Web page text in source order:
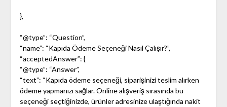
},
“@type”: “Question”,
“name”: “Kapıda Ödeme Seçeneği Nasıl Çalışır?”,
“acceptedAnswer”: {
“@type”: “Answer”,
“text”: “Kapıda ödeme seçeneği, siparişinizi teslim alırken
ödeme yapmanızı sağlar. Online alışveriş sırasında bu
seçeneği seçtiğinizde, ürünler adresinize ulaştığında nakit